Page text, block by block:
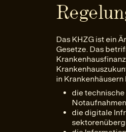
Das KHZG ist ein
Gesetze. Das
in
die
die digitale